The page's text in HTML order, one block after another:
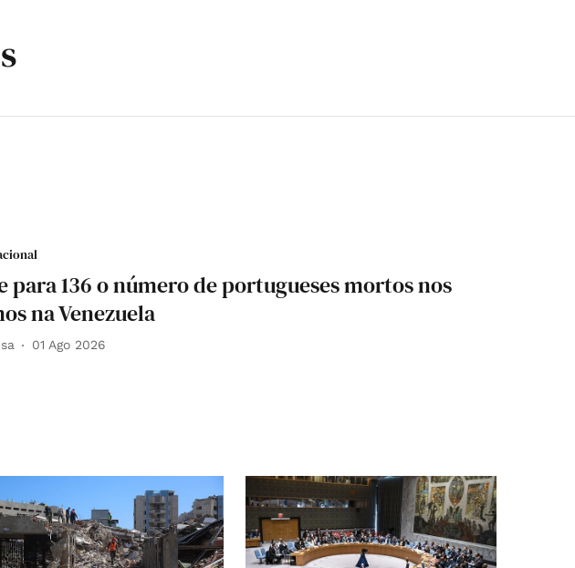
para 136 o número de portugueses mortos nos
na Venezuela
01 Ago 2026